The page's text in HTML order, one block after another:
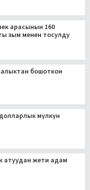
арасынын 160
зым менен тосулду
бошоткон
мүлкүн
атуудан жети адам